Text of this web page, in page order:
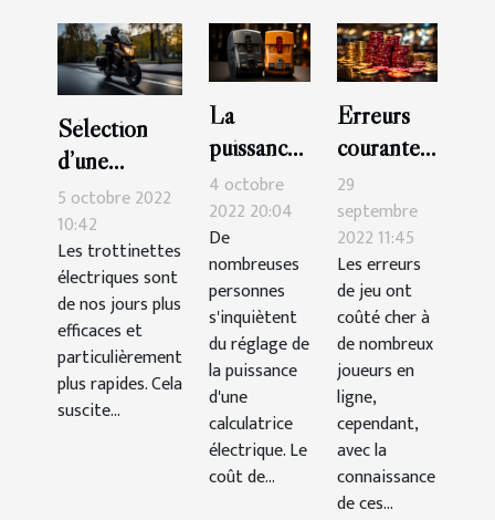
Sélection
d’une
trottinette
électrique :
voici 3
critères
5 octobre 2022
10:42
Les trottinettes
électriques sont
de nos jours plus
efficaces et
particulièrement
plus rapides. Cela
suscite...
La
puissance
de
compteur
: quel est
le
meilleur
choix ?
4 octobre
2022 20:04
De
nombreuses
personnes
s'inquiètent
du réglage de
la puissance
d'une
calculatrice
électrique. Le
coût de...
Erreurs
courantes
que vous
devriez
éviter au
casino
29
septembre
2022 11:45
Les erreurs
de jeu ont
coûté cher à
de nombreux
joueurs en
ligne,
cependant,
avec la
connaissance
de ces...